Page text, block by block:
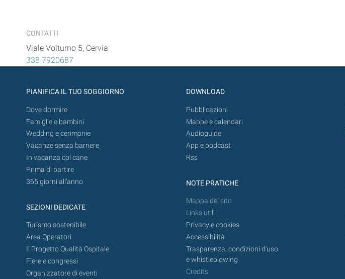
CONTATTI
Viale Volturno 5, Cervia
338 7920687
PIANIFICA IL TUO SOGGIORNO
Dove dormire
Famiglie e bambini
Wedding e cerimonie
Vacanze senza barriere
In vacanza col cane
Prima di partire
365 giorni all’anno
SEZIONI DEDICATE
Turismo sostenibile
Area Operatori
Il Progetto Qualità Ospitale
Fiere e congressi
Organizzatore di eventi
DOWNLOAD
Pubblicazioni
Mappe e calendari
Audioguide
App e podcast
Rss
NOTE PRATICHE
Mappa del sito
Links utili
Privacy e cookies
Accessibilità
Trasparenza, condizioni d'uso
e whistleblowing
Credits